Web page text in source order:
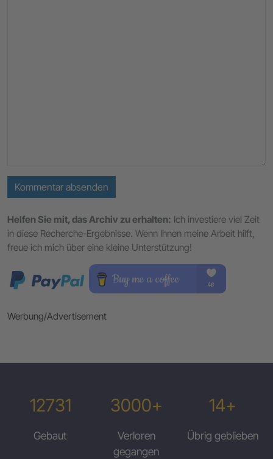
Kommentar absenden
Helfen Sie mit, das Archiv zu erhalten: Ich investiere viel Zeit
in diese Recherche-Ergebnisse. Wenn Ihnen meine Arbeit hilft,
freue ich mich über eine kleine Unterstützung!
Werbung/Advertisement
12731
Gebaut
3000+
Verloren
gegangen
14+
Übrig geblieben